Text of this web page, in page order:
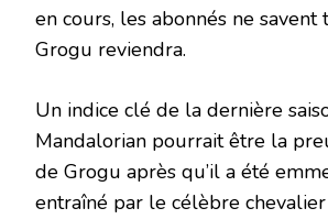
en cours, les abonnés ne savent
Grogu reviendra.
Un indice clé de la dernière
Mandalorian pourrait être la
de Grogu après qu’il a été
entraîné par le célèbre